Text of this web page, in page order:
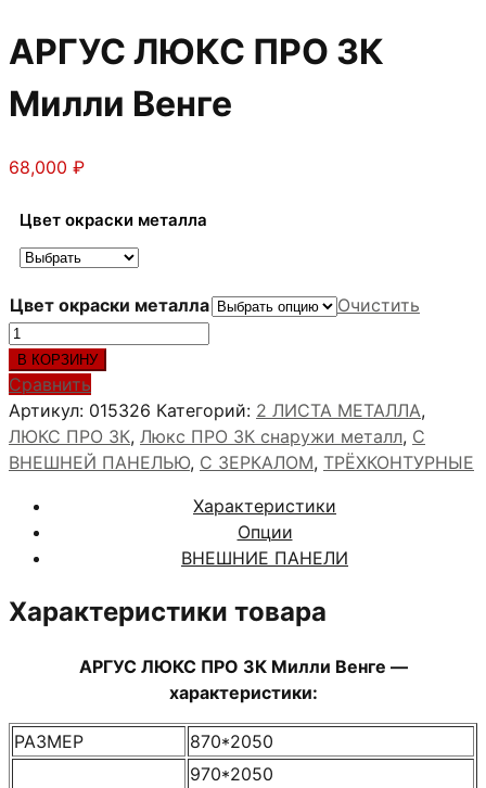
АРГУС ЛЮКС ПРО 3К
Милли Венге
68,000 ₽
Цвет окраски металла
Цвет окраски металла
Очистить
Количество
товара
АРГУС
ЛЮКС
ПРО
3К
Венге
В КОРЗИНУ
Сравнить
Артикул: 015326 Категорий: 2 ЛИСТА МЕТАЛЛА,
ЛЮКС ПРО 3К, Люкс ПРО 3К снаружи металл, С
ВНЕШНЕЙ ПАНЕЛЬЮ, С ЗЕРКАЛОМ, ТРЁХКОНТУРНЫЕ
Характеристики
Опции
ВНЕШНИЕ ПАНЕЛИ
Характеристики товара
АРГУС ЛЮКС ПРО 3К Милли Венге —
характеристики:
РАЗМЕР
870*2050
970*2050